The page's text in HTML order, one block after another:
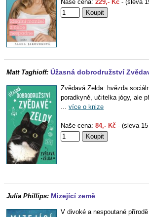
Naše cena: 229,- Kč - (sleva
Matt Taghioff: Úžasná dobrodružství
Zvědavá Zelda: hvězda
poradkyně, učitelka jógy, ale
... více o knize
Naše cena: 84,- Kč - (sleva
Julia Phillips: Mizející země
V divoké a nespoutané